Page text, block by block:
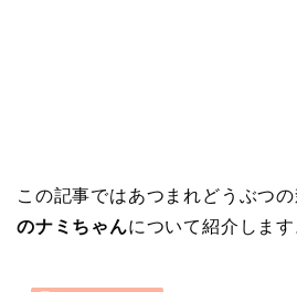
この記事ではあつまれどうぶつ
のナミちゃんについて紹介します